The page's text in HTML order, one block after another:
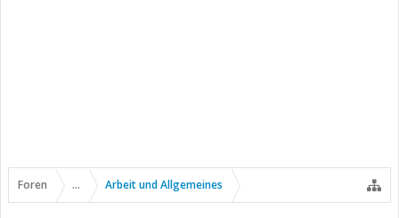
Foren ... Arbeit und Allgemeines